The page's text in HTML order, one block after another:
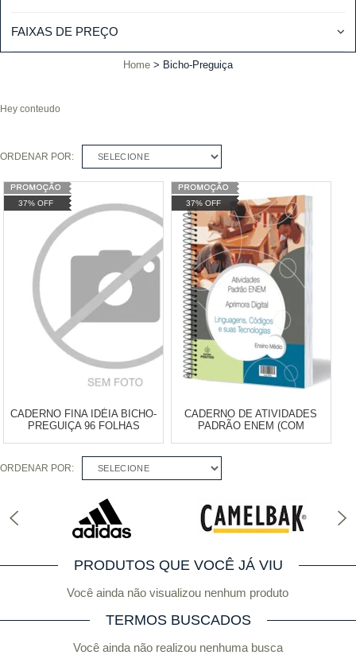
FAIXAS DE PREÇO
Home Bicho-Preguiça
Hey conteudo
ORDENAR POR: SELECIONE
37% OFF
CADERNO FINA IDÉIA BICHO-
PREGUIÇA 96 FOLHAS
Varejo: R$
4.050,70
Revendedor)
R$ 255,09
PAPELARIA
37% OFF
CADERNO DE ATIVIDADES
PADRÃO ENEM (COM
TECNOLOGIAS - VOLUME
Varejo:
10 x de R$ 255,09
Cat:DIDÁTICOS
ORDENAR POR: SELECIONE
PRODUTOS QUE VOCÊ JÁ VIU
Você ainda não visualizou nenhum produto
TERMOS BUSCADOS
Você ainda não realizou nenhuma busca